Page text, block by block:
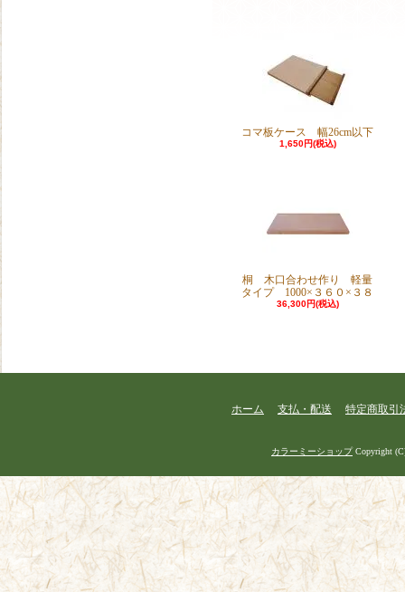
コマ板ケース 幅26cm以下
1,650円(税込)
桐 木口合わせ作り 軽量
タイプ 1000×３６０×３８
36,300円(税込)
ホーム 支払・配送 特定商取引
カラーミーショップCopyright